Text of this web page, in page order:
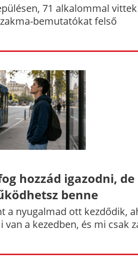
71 alkalommal vittek
bemutatókat felső
hozzád igazodni, de
benne
a nyugalmad ott kezdődik,
van a kezedben, és mi csak